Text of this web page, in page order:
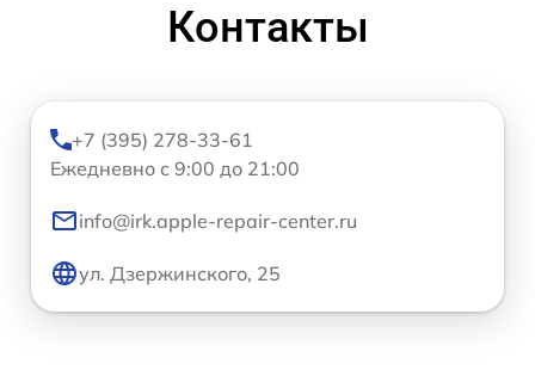
Контакты
+7 (395) 278-33-61
Ежедневно с 9:00 до 21:00
info@irk.apple-repair-center.ru
ул. Дзержинского, 25